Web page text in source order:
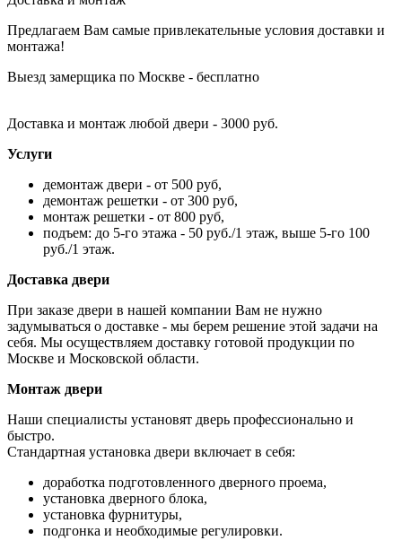
Предлагаем Вам самые привлекательные условия доставки и
монтажа!
Выезд замерщика по Москве - бесплатно
Доставка и монтаж любой двери - 3000 руб.
Услуги
демонтаж двери - от 500 руб,
демонтаж решетки - от 300 руб,
монтаж решетки - от 800 руб,
подъем: до 5-го этажа - 50 руб./1 этаж, выше 5-го 100
руб./1 этаж.
Доставка двери
При заказе двери в нашей компании Вам не нужно
задумываться о доставке - мы берем решение этой задачи на
себя. Мы осуществляем доставку готовой продукции по
Москве и Московской области.
Монтаж двери
Наши специалисты установят дверь профессионально и
быстро.
Стандартная установка двери включает в себя:
доработка подготовленного дверного проема,
установка дверного блока,
установка фурнитуры,
подгонка и необходимые регулировки.